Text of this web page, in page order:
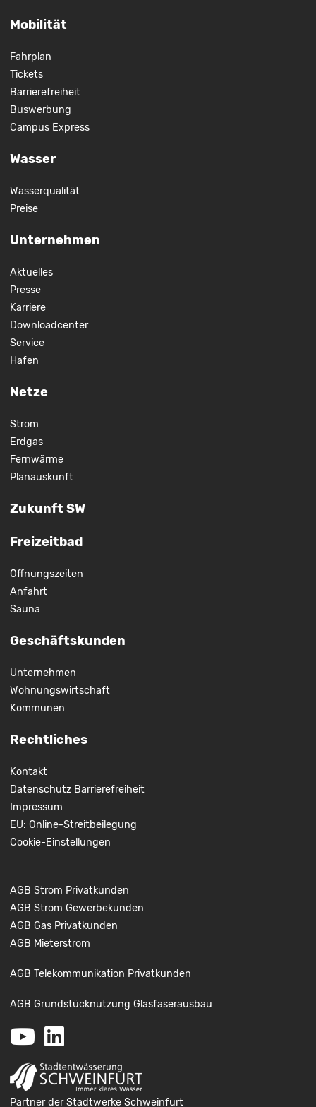
Mobilität
Fahrplan
Tickets
Barrierefreiheit
Buswerbung
Campus Express
Wasser
Wasserqualität
Preise
Unternehmen
Aktuelles
Presse
Karriere
Downloadcenter
Service
Hafen
Netze
Strom
Erdgas
Fernwärme
Planauskunft
Zukunft SW
Freizeitbad
Öffnungszeiten
Anfahrt
Sauna
Geschäftskunden
Unternehmen
Wohnungswirtschaft
Kommunen
Rechtliches
Kontakt
Datenschutz Barrierefreiheit
Impressum
EU: Online-Streitbeilegung
Cookie-Einstellungen
AGB Strom Privatkunden
AGB Strom Gewerbekunden
AGB Gas Privatkunden
AGB Mieterstrom
AGB Telekommunikation Privatkunden
AGB Grundstücknutzung Glasfaserausbau
Youtube
Partner der Stadtwerke Schweinfurt